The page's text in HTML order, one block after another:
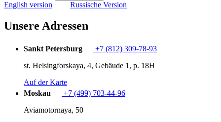
English version Russische Version
Unsere Adressen
Sankt Petersburg
+7 (812) 309-78-93
st. Helsingforskaya, 4, Gebäude 1, p. 18H
Auf der Karte
Moskau
+7 (499) 703-44-96
Aviamotornaya, 50